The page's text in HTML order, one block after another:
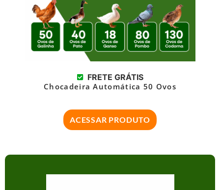
FRETE GRÁTIS
Chocadeira Automática 50 Ovos
ACESSAR PRODUTO